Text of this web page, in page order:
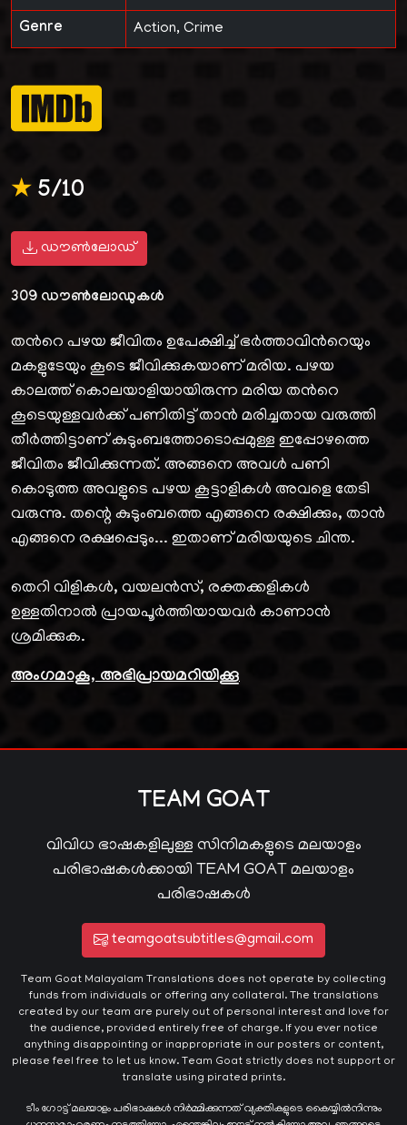
Genre Action, Crime
★5/10
ഡൗൺലോഡ്
309 ഡൗൺലോഡുകൾ
തന്‍റെ പഴയ ജീവിതം ഉപേക്ഷിച്ച് ഭർത്താവിന്‍റെയും
മകളുടേയും കൂടെ ജീവിക്കുകയാണ് മരിയ. പഴയ
കാലത്ത് കൊലയാളിയായിരുന്ന മരിയ തന്‍റെ
കൂടെയുള്ളവർക്ക് പണിതിട്ട് താൻ മരിച്ചതായ വരുത്തി
തീർത്തിട്ടാണ് കുടുംബത്തോടൊപ്പമുള്ള ഇപ്പോഴത്തെ
ജീവിതം ജീവിക്കുന്നത്. അങ്ങനെ അവള്‍ പണി
കൊടുത്ത അവളുടെ പഴയ കൂട്ടാളികൾ അവളെ തേടി
വരുന്നു. തന്റെ കുടുംബത്തെ എങ്ങനെ രക്ഷിക്കും, താൻ
എങ്ങനെ രക്ഷപ്പെടും... ഇതാണ് മരിയയുടെ ചിന്ത.
തെറി വിളികൾ, വയലൻസ്, രക്തക്കളികൾ
ഉള്ളതിനാൽ പ്രായപൂർത്തിയായവർ കാണാൻ
ശ്രമിക്കുക.
അംഗമാകൂ, അഭിപ്രായമറിയിക്കൂ
TEAM GOAT
വിവിധ ഭാഷകളിലുള്ള സിനിമകളുടെ മലയാളം
പരിഭാഷകൾക്കായി TEAM GOAT മലയാളം
പരിഭാഷകൾ
teamgoatsubtitles@gmail.com
Team Goat Malayalam Translations does not operate by collecting
funds from individuals or offering any collateral. The translations
created by our team are purely out of personal interest and love for
the audience, provided entirely free of charge. If you ever notice
anything disappointing or inappropriate in our posters or content,
please feel free to let us know. Team Goat strictly does not support or
translate using pirated prints.
ടീം ഗോട്ട് മലയാളം പരിഭാഷകൾ നിർമ്മിക്കുന്നത് വ്യക്തികളുടെ കൈയ്യില്‍നിന്നും